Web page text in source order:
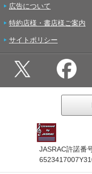
広告について
特約店様・書店様ご案内
サイトポリシー
JASRAC許諾番